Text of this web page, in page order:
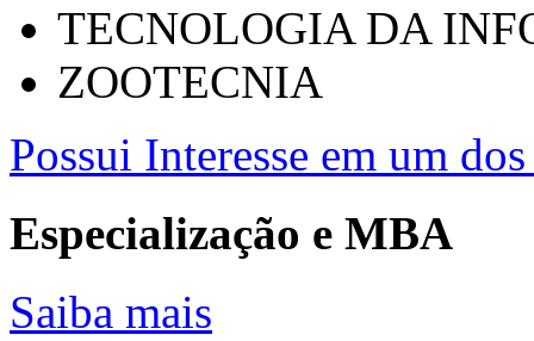
TECNOLOGIA DA
ZOOTECNIA
Possui Interesse em um
Especialização e MBA
Saiba mais